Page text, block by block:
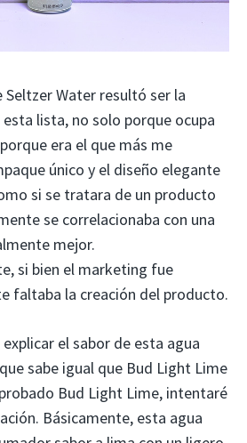
Seltzer Water resultó ser la
lista, no solo porque ocupa
era el que más me
único y el diseño elegante
si se tratara de un producto
se correlacionaba con una
mejor.
si bien el marketing fue
faltaba la creación del producto.
el sabor de esta agua
sabe igual que Bud Light Lime
Bud Light Lime, intentaré
Básicamente, esta agua